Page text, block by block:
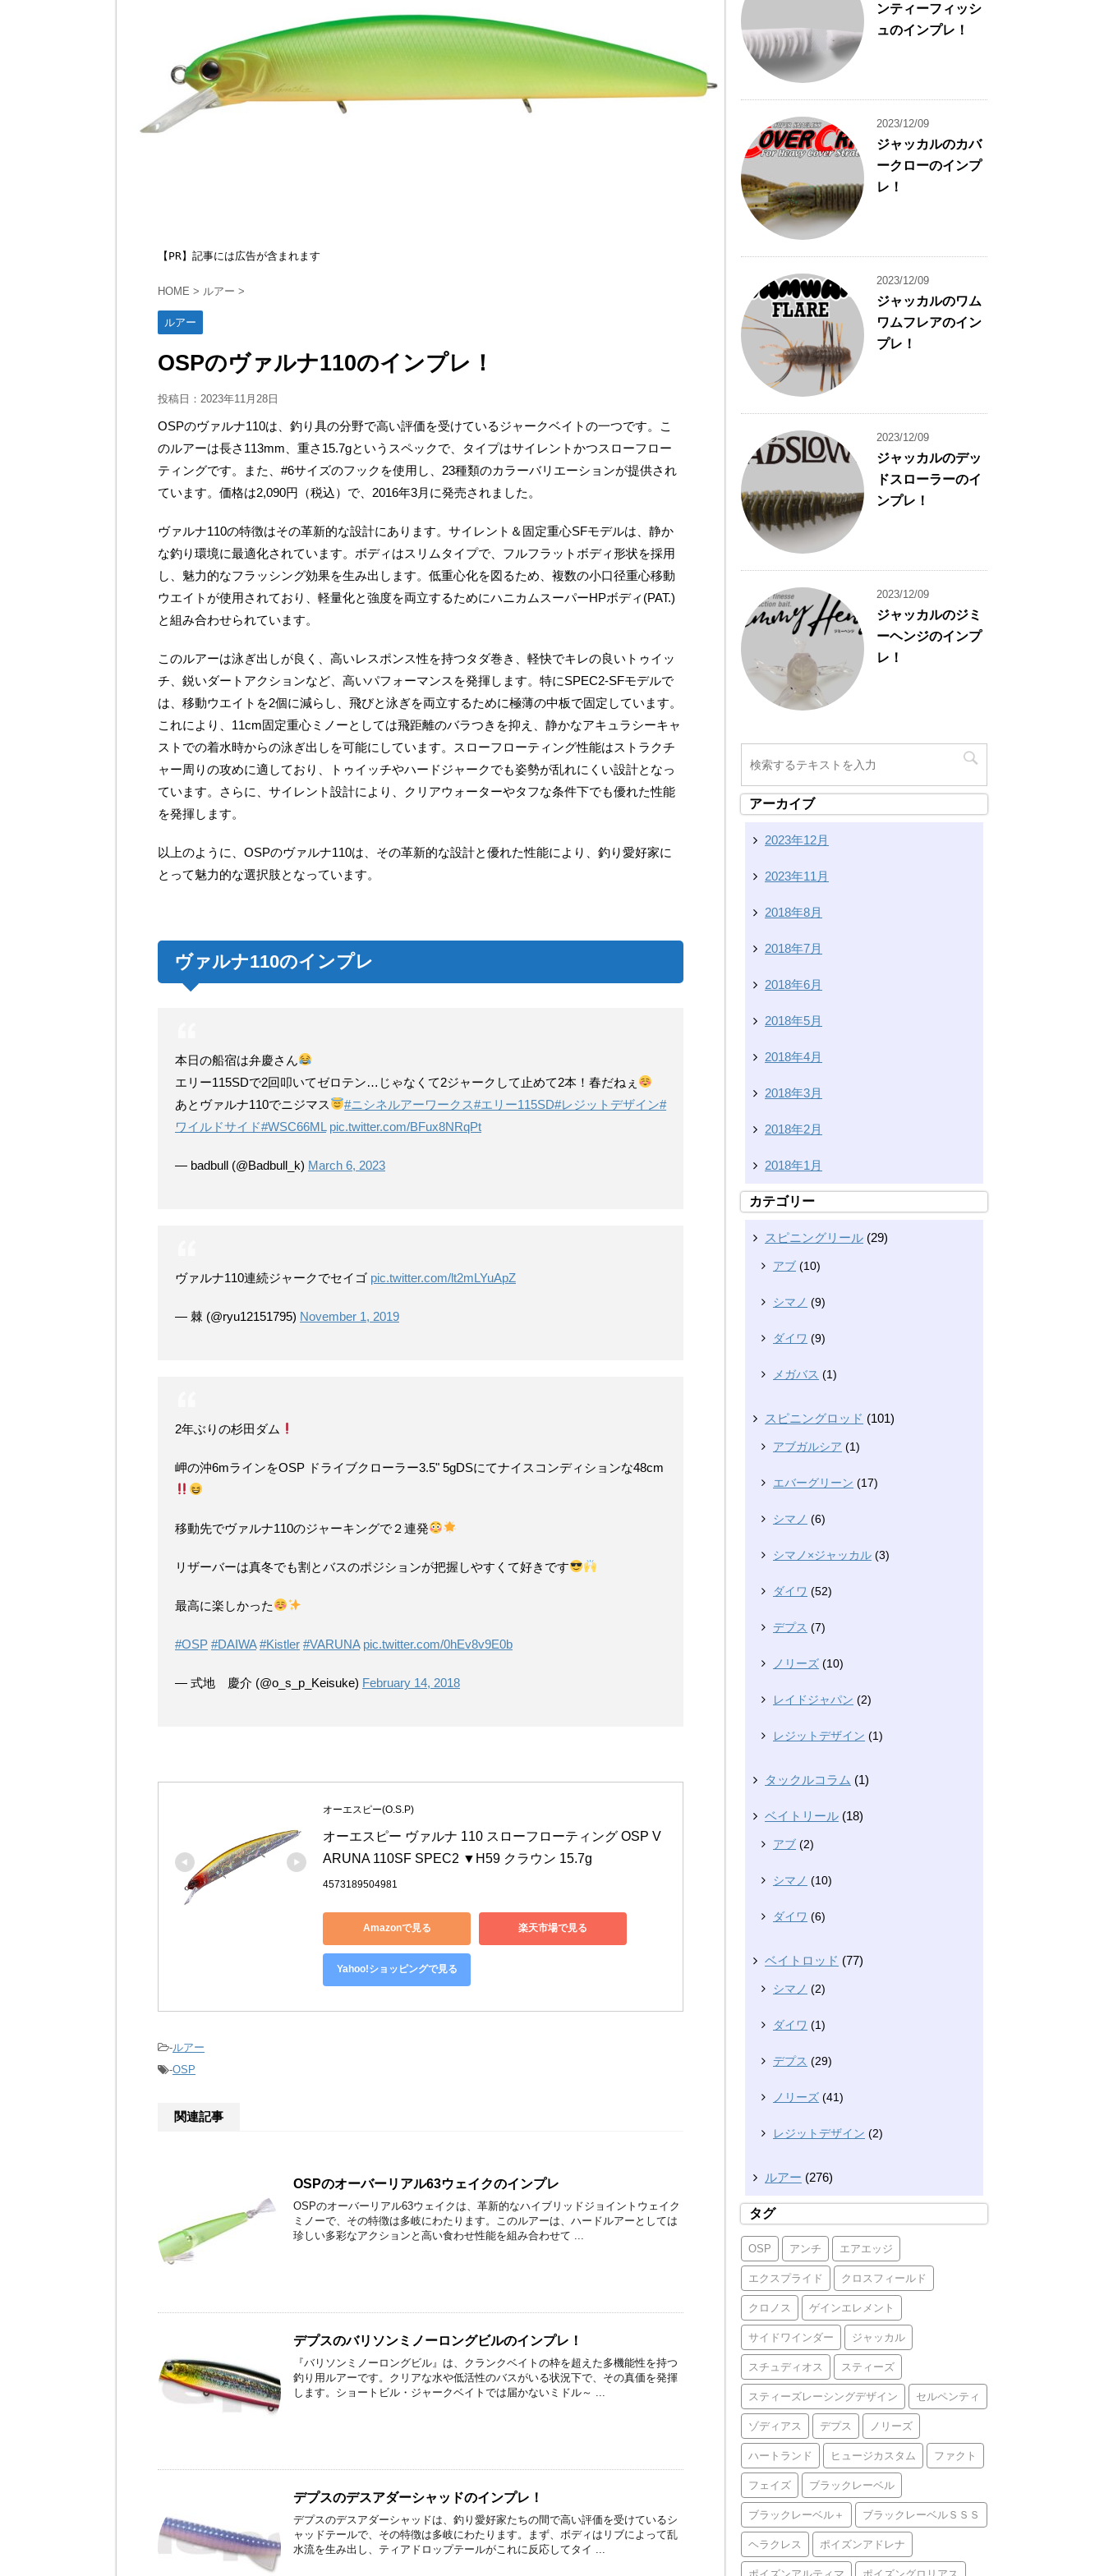
【PR】記事には広告が含まれます
HOME > ルアー >
ルアー
OSPのヴァルナ110のインプレ！
投稿日： 2023年11月28日
OSPのヴァルナ110は、釣り具の分野で高い評価を受けているジャークベイトの一つです。こ
のルアーは長さ113mm、重さ15.7gというスペックで、タイプはサイレントかつスローフロー
ティングです。また、#6サイズのフックを使用し、23種類のカラーバリエーションが提供され
ています。価格は2,090円（税込）で、2016年3月に発売されました。
ヴァルナ110の特徴はその革新的な設計にあります。サイレント＆固定重心SFモデルは、静か
な釣り環境に最適化されています。ボディはスリムタイプで、フルフラットボディ形状を採用
し、魅力的なフラッシング効果を生み出します。低重心化を図るため、複数の小口径重心移動
ウエイトが使用されており、軽量化と強度を両立するためにハニカムスーパーHPボディ(PAT.)
と組み合わせられています。
このルアーは泳ぎ出しが良く、高いレスポンス性を持つタダ巻き、軽快でキレの良いトゥイッ
チ、鋭いダートアクションなど、高いパフォーマンスを発揮します。特にSPEC2-SFモデルで
は、移動ウエイトを2個に減らし、飛びと泳ぎを両立するために極薄の中板で固定しています。
これにより、11cm固定重心ミノーとしては飛距離のバラつきを抑え、静かなアキュラシーキャ
ストでの着水時からの泳ぎ出しを可能にしています。スローフローティング性能はストラクチ
ャー周りの攻めに適しており、トゥイッチやハードジャークでも姿勢が乱れにくい設計となっ
ています。さらに、サイレント設計により、クリアウォーターやタフな条件下でも優れた性能
を発揮します。
以上のように、OSPのヴァルナ110は、その革新的な設計と優れた性能により、釣り愛好家に
とって魅力的な選択肢となっています。
ヴァルナ110のインプレ
本日の船宿は弁慶さん
エリー115SDで2回叩いてゼロテン…じゃなくて2ジャークして止めて2本！春だねぇ
あとヴァルナ110でニジマス
#ニシネルアーワークス#エリー115SD#レジットデザイン#
ワイルドサイド#WSC66ML pic.twitter.com/BFux8NRqPt
— badbull (@Badbull_k) March 6, 2023
ヴァルナ110連続ジャークでセイゴ pic.twitter.com/lt2mLYuApZ
— 棘 (@ryu12151795) November 1, 2019
2年ぶりの杉田ダム
岬の沖6mラインをOSP ドライブクローラー3.5" 5gDSにてナイスコンディションな48cm
移動先でヴァルナ110のジャーキングで２連発
リザーバーは真冬でも割とバスのポジションが把握しやすくて好きです
最高に楽しかった
#OSP #DAIWA #Kistler #VARUNA pic.twitter.com/0hEv8v9E0b
— 式地 慶介 (@o_s_p_Keisuke) February 14, 2018
オーエスピー(O.S.P)
オーエスピー ヴァルナ 110 スローフローティング OSP V
ARUNA 110SF SPEC2 ▼H59 クラウン 15.7g
4573189504981
Amazonで見る 楽天市場で見る
Yahoo!ショッピングで見る
-ルアー
-OSP
関連記事
OSPのオーバーリアル63ウェイクのインプレ
OSPのオーバーリアル63ウェイクは、革新的なハイブリッドジョイントウェイク
ミノーで、その特徴は多岐にわたります。このルアーは、ハードルアーとしては
珍しい多彩なアクションと高い食わせ性能を組み合わせて ...
デプスのバリソンミノーロングビルのインプレ！
『バリソンミノーロングビル』は、クランクベイトの枠を超えた多機能性を持つ
釣り用ルアーです。クリアな水や低活性のバスがいる状況下で、その真価を発揮
します。ショートビル・ジャークベイトでは届かないミドル～ ...
デプスのデスアダーシャッドのインプレ！
デプスのデスアダーシャッドは、釣り愛好家たちの間で高い評価を受けているシ
ャッドテールで、その特徴は多岐にわたります。まず、ボディはリブによって乱
水流を生み出し、ティアドロップテールがこれに反応してタイ ...
ンティーフィッシ
ュのインプレ！
2023/12/09
ジャッカルのカバ
ークローのインプ
レ！
2023/12/09
ジャッカルのワム
ワムフレアのイン
プレ！
2023/12/09
ジャッカルのデッ
ドスローラーのイ
ンプレ！
2023/12/09
ジャッカルのジミ
ーヘンジのインプ
レ！
アーカイブ
2023年12月
2023年11月
2018年8月
2018年7月
2018年6月
2018年5月
2018年4月
2018年3月
2018年2月
2018年1月
カテゴリー
スピニングリール (29)
アブ (10)
シマノ (9)
ダイワ (9)
メガバス (1)
スピニングロッド (101)
アブガルシア (1)
エバーグリーン (17)
シマノ (6)
シマノ×ジャッカル (3)
ダイワ (52)
デプス (7)
ノリーズ (10)
レイドジャパン (2)
レジットデザイン (1)
タックルコラム (1)
ベイトリール (18)
アブ (2)
シマノ (10)
ダイワ (6)
ベイトロッド (77)
シマノ (2)
ダイワ (1)
デプス (29)
ノリーズ (41)
レジットデザイン (2)
ルアー (276)
タグ
OSP アンチ エアエッジ
エクスプライド クロスフィールド
クロノス ゲインエレメント
サイドワインダー ジャッカル
スチュディオス スティーズ
スティーズレーシングデザイン セルペンティ
ゾディアス デプス ノリーズ
ハートランド ヒュージカスタム ファクト
フェイズ ブラックレーベル
ブラックレーベル＋ ブラックレーベルＳＳＳ
ヘラクレス ポイズンアドレナ